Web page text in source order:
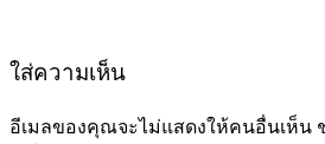
ใส่ความเห็น
อีเมลของคุณจะไม่แสดงให้คนอื่นเห็น